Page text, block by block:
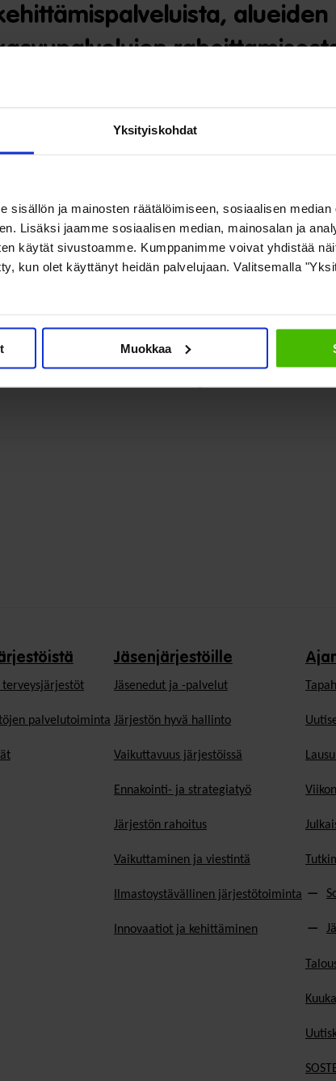
Yksityiskohdat
sisällön ja mainosten räätälöimiseen, sosiaalisen
Lisäksi jaamme sosiaalisen median, mainosalan ja
käytät sivustoamme. Kumppanimme voivat yhdistää
kun olet käyttänyt heidän palvelujaan. Valitsemalla
Muokkaa
työnvälityspalveluista sekä
myönnettävän tuen yleisistä
§:n muuttamisesta
vastaanottaja: Työelämä- ja tasa-arvovaliokunta
terveysjärjestöt
palvelutoiminta
Jäsenjärjestöille
Jäsen­edut ja -palvelut
Järjestön hyvä hallinto
Vaikuttavuus järjestöissä
Ennakointi- ja strategiatyö
Järjestön rahoitus
Vaikuttaminen ja viestintä
Ilmastoystävällinen järjestötoiminta
Innovaatiot ja kehittäminen